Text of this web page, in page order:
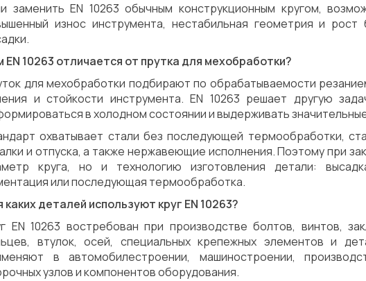
заменить EN 10263 обычным конструкционным кругом,
износ инструмента, нестабильная геометрия и рост
EN 10263 отличается от прутка для мехобработки?
для мехобработки подбирают по обрабатываемости
и стойкости инструмента. EN 10263 решает другую
в холодном состоянии и выдерживать
охватывает стали без последующей термообработки,
и отпуска, а также нержавеющие исполнения. Поэтому при
круга, но и технологию изготовления детали:
или последующая термообработка.
каких деталей используют круг EN 10263?
EN 10263 востребован при производстве болтов, винтов,
втулок, осей, специальных крепежных элементов и
в автомобилестроении, машиностроении,
узлов и компонентов оборудования.